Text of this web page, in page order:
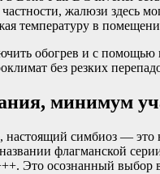
жалюзи здесь
температуру в
обогрев и с помощью
без резких
минимум
настоящий симбиоз — это
флагманской
Это осознанный выбор в